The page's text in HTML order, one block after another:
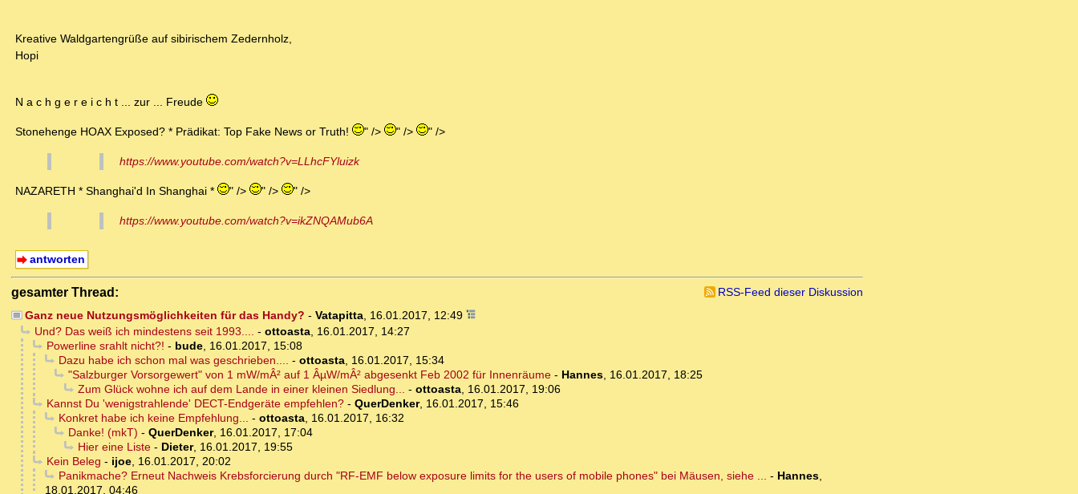
Kreative Waldgartengrüße auf sibirischem Zedernholz,
Hopi
N a c h g e r e i c h t ... zur ... Freude
Stonehenge HOAX Exposed? * Prädikat: Top Fake News or Truth! " /> " /> " />
https://www.youtube.com/watch?v=LLhcFYluizk
NAZARETH * Shanghai'd In Shanghai * " /> " /> " />
https://www.youtube.com/watch?v=ikZNQAMub6A
antworten
gesamter Thread:
RSS-Feed dieser Diskussion
Ganz neue Nutzungsmöglichkeiten für das Handy? - Vatapitta, 16.01.2017, 12:49
Und? Das weiß ich mindestens seit 1993.... - ottoasta, 16.01.2017, 14:27
Powerline srahlt nicht?! - bude, 16.01.2017, 15:08
Dazu habe ich schon mal was geschrieben.... - ottoasta, 16.01.2017, 15:34
"Salzburger Vorsorgewert" von 1 mW/mÂ² auf 1 ÂµW/mÂ² abgesenkt Feb 2002 für Innenräume- Hannes, 16.01.2017, 18:25
Zum Glück wohne ich auf dem Lande in einer kleinen Siedlung... - ottoasta, 16.01.2017, 19:06
Kannst Du 'wenigstrahlende' DECT-Endgeräte empfehlen?- QuerDenker, 16.01.2017, 15:46
Konkret habe ich keine Empfehlung... - ottoasta, 16.01.2017, 16:32
Danke! (mkT) - QuerDenker, 16.01.2017, 17:04
Hier eine Liste- Dieter, 16.01.2017, 19:55
Kein Beleg - ijoe, 16.01.2017, 20:02
Panikmache? Erneut Nachweis Krebsforcierung durch "RF-EMF below exposure limits for the users of mobile phones" bei Mäusen, siehe ... - Hannes,
18.01.2017, 04:46